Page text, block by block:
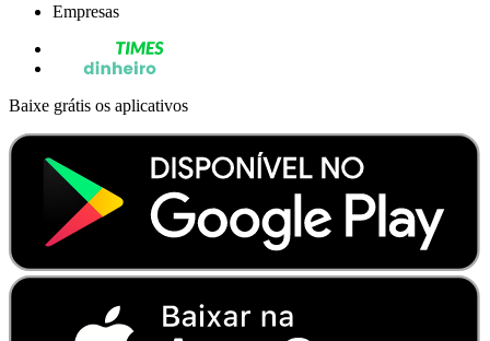
Empresas
Baixe grátis os aplicativos